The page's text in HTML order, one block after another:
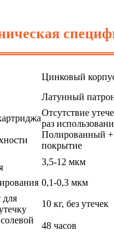
Цинковый
Латунный
Отсутствие
раз
Полированный
покрытие
3,5-12 мкм
0,1-0,3 мкм
для
10 кг, без утечек
48 часов